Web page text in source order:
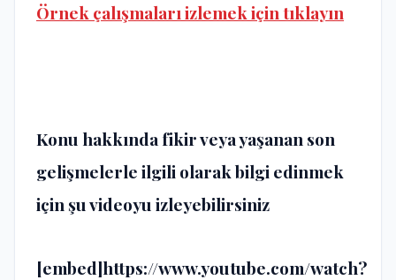
Örnek çalışmaları izlemek için tıklayın
Konu hakkında fikir veya yaşanan son
gelişmelerle ilgili olarak bilgi edinmek
için şu videoyu izleyebilirsiniz
[embed]https://www.youtube.com/watch?